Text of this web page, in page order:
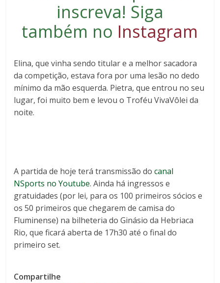
inscreva! Siga
também no Instagram
Elina, que vinha sendo titular e a melhor sacadora
da competição, estava fora por uma lesão no dedo
mínimo da mão esquerda. Pietra, que entrou no seu
lugar, foi muito bem e levou o Troféu VivaVôlei da
noite.
A partida de hoje terá transmissão docanal
NSports no Youtube. Ainda há ingressos e
gratuidades (por lei, para os 100 primeiros sócios e
os 50 primeiros que chegarem de camisa do
Fluminense) na bilheteria do Ginásio da Hebriaca
Rio, que ficará aberta de 17h30 até o final do
primeiro set.
Compartilhe